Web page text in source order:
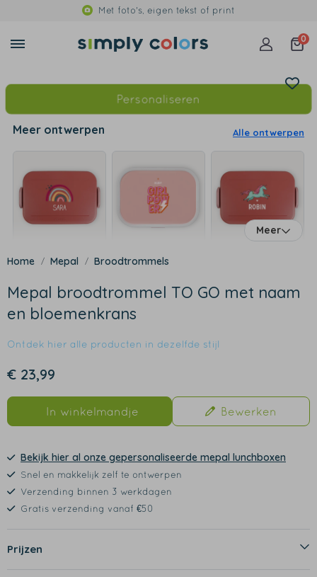
Met foto's, eigen tekst of print
0
Personaliseren
Meer ontwerpen Alle ontwerpen
Meer
Mepal Broodtrommels
Mepal broodtrommel TO GO met naam
en bloemenkrans
Ontdek hier alle producten in dezelfde stijl
€ 23,99
In winkelmandje Bewerken
Bekijk hier al onze gepersonaliseerde mepal lunchboxen
Snel en makkelijk zelf te ontwerpen
Verzending binnen 3 werkdagen
Gratis verzending vanaf €50
Prijzen